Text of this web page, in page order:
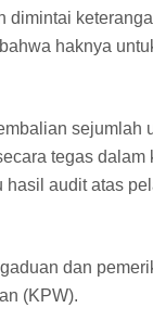
dimintai
haknya
sejumlah
tegas dalam
audit atas
dan
(KPW).